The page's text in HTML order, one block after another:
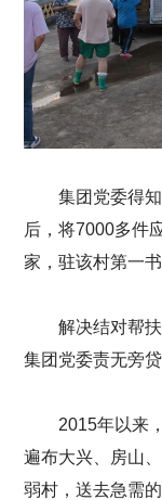
集团党委得
后，将7000多件
家，驻该村第一
解决结对帮
集团党委责无旁
2015年以来
遍布大兴、房山
弱村，送去急需